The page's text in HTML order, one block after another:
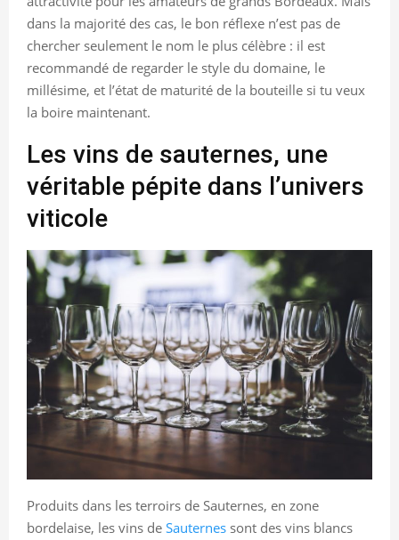
dans la majorité des cas, le bon réflexe n’est pas de
chercher seulement le nom le plus célèbre : il est
recommandé de regarder le style du domaine, le
millésime, et l’état de maturité de la bouteille si tu veux
la boire maintenant.
Les vins de sauternes, une
véritable pépite dans l’univers
viticole
Produits dans les terroirs de Sauternes, en zone
bordelaise, les vins de Sauternes sont des vins blancs